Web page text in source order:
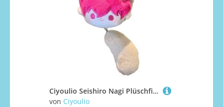
Ciyoulio Seishiro Nagi Plüschfigur Reo Mikage/Bachira Meguru, Stofffigur, Baumwollfigur, weicher Plüsch-Anhänger, Charm-Tasche, Schlüsseldekoration, Geschenk für Anime- und Plüsch-Liebhaber, 10 cm
von Ciyoulio